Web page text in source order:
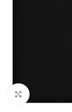
Haga clic